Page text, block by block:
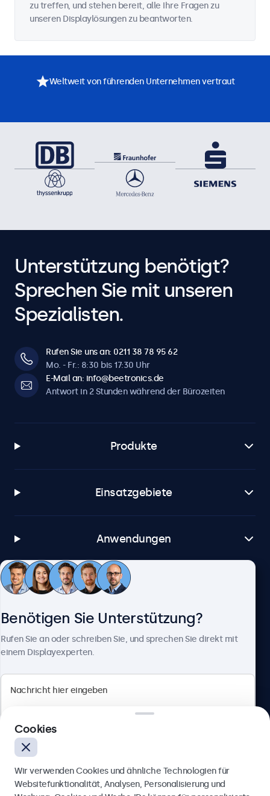
zu treffen, und stehen bereit, alle Ihre Fragen zu
unseren Displaylösungen zu beantworten.
Weltweit von führenden Unternehmen vertraut
Unterstützung benötigt?
Sprechen Sie mit unseren
Spezialisten.
Rufen Sie uns an: 0211 38 78 95 62
Mo. - Fr.: 8:30 bis 17:30 Uhr
E-Mail an: info@beetronics.de
Antwort in 2 Stunden während der Bürozeiten
Produkte
Einsatzgebiete
Anwendungen
Kundenservice
Berliner Allee 59, 40212 Düsseldorf, Deutschland
Deutsch
Benötigen Sie Unterstützung?
Rufen Sie an oder schreiben Sie, und sprechen Sie direkt mit
einem Displayexperten.
Cookies
Wir verwenden Cookies und ähnliche Technologien für
Websitefunktionalität, Analysen, Personalisierung und